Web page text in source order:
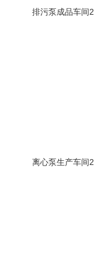
排污泵成品车间2
离心泵生产车间2